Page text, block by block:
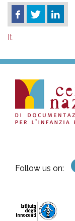
It
Follow us on: